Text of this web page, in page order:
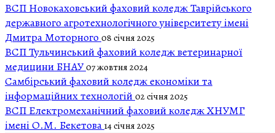
ВСП Новокаховський фаховий коледж Таврійського
державного агротехнологічного університету імені
Дмитра Моторного 08 січня 2025
ВСП Тульчинський фаховий коледж ветеринарної
медицини БНАУ07 жовтня 2024
Самбірський фаховий коледж економіки та
інформаційних технологій 02 січня 2025
ВСП Електромеханічний фаховий коледж ХНУМГ
імені О.М. Бекетова 14 січня 2025